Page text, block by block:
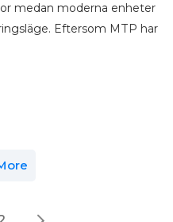
medan moderna enheter
Eftersom MTP har